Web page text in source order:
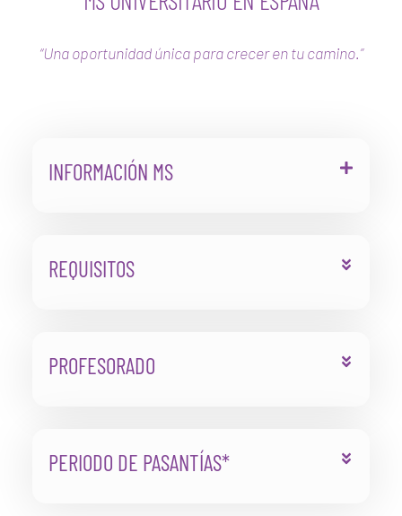
“Una oportunidad única para crecer en tu camino.”
INFORMACIÓN MS
REQUISITOS
PROFESORADO
PERIODO DE PASANTÍAS*